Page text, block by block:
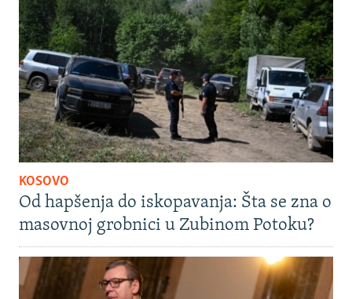
KOSOVO
Od hapšenja do iskopavanja: Šta se zna o
masovnoj grobnici u Zubinom Potoku?